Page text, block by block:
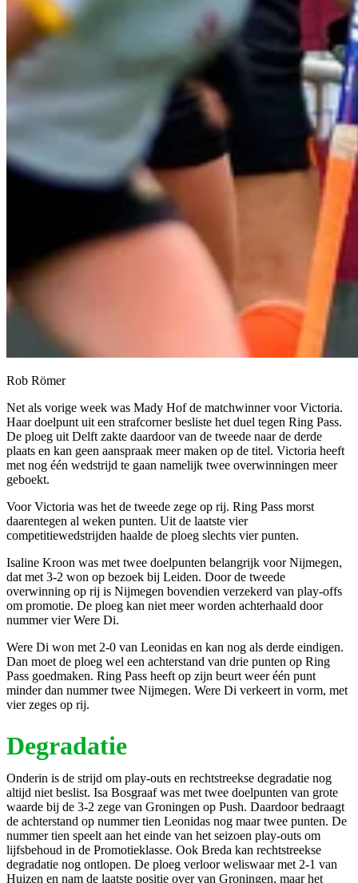
Rob Römer
Net als vorige week was Mady Hof de matchwinner voor Victoria.
Haar doelpunt uit een strafcorner besliste het duel tegen Ring Pass.
De ploeg uit Delft zakte daardoor van de tweede naar de derde
plaats en kan geen aanspraak meer maken op de titel. Victoria heeft
met nog één wedstrijd te gaan namelijk twee overwinningen meer
geboekt.
Voor Victoria was het de tweede zege op rij. Ring Pass morst
daarentegen al weken punten. Uit de laatste vier
competitiewedstrijden haalde de ploeg slechts vier punten.
Isaline Kroon was met twee doelpunten belangrijk voor Nijmegen,
dat met 3-2 won op bezoek bij Leiden. Door de tweede
overwinning op rij is Nijmegen bovendien verzekerd van play-offs
om promotie. De ploeg kan niet meer worden achterhaald door
nummer vier Were Di.
Were Di won met 2-0 van Leonidas en kan nog als derde eindigen.
Dan moet de ploeg wel een achterstand van drie punten op Ring
Pass goedmaken. Ring Pass heeft op zijn beurt weer één punt
minder dan nummer twee Nijmegen. Were Di verkeert in vorm, met
vier zeges op rij.
Degradatie
Onderin is de strijd om play-outs en rechtstreekse degradatie nog
altijd niet beslist. Isa Bosgraaf was met twee doelpunten van grote
waarde bij de 3-2 zege van Groningen op Push. Daardoor bedraagt
de achterstand op nummer tien Leonidas nog maar twee punten. De
nummer tien speelt aan het einde van het seizoen play-outs om
lijfsbehoud in de Promotieklasse. Ook Breda kan rechtstreekse
degradatie nog ontlopen. De ploeg verloor weliswaar met 2-1 van
Huizen en nam de laatste positie over van Groningen, maar het